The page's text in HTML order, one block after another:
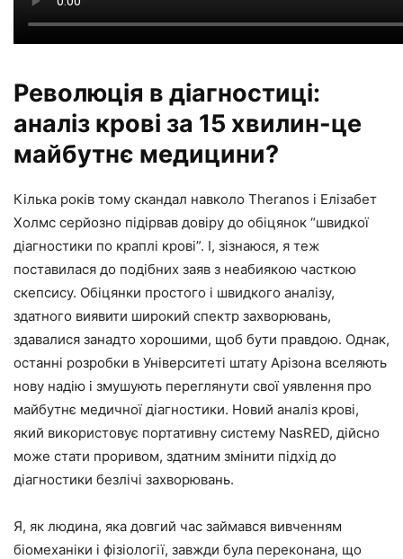
Революція в діагностиці:
аналіз крові за 15 хвилин-це
майбутнє медицини?
Кілька років тому скандал навколо Theranos і Елізабет
Холмс серйозно підірвав довіру до обіцянок “швидкої
діагностики по краплі крові”. І, зізнаюся, я теж
поставилася до подібних заяв з неабиякою часткою
скепсису. Обіцянки простого і швидкого аналізу,
здатного виявити широкий спектр захворювань,
здавалися занадто хорошими, щоб бути правдою. Однак,
останні розробки в Університеті штату Арізона вселяють
нову надію і змушують переглянути свої уявлення про
майбутнє медичної діагностики. Новий аналіз крові,
який використовує портативну систему NasRED, дійсно
може стати проривом, здатним змінити підхід до
діагностики безлічі захворювань.
Я, як людина, яка довгий час займався вивченням
біомеханіки і фізіології, завжди була переконана, що